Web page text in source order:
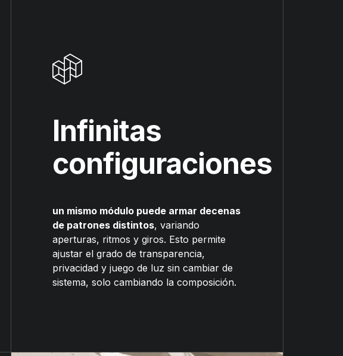
Infinitas
configuraciones
un mismo módulo puede armar decenas
de patrones distintos, variando
aperturas, ritmos y giros. Esto permite
ajustar el grado de transparencia,
privacidad y juego de luz sin cambiar de
sistema, solo cambiando la composición.